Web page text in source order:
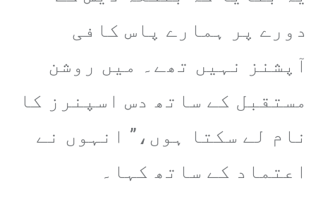
دورے پر ہمارے پاس کافی
آپشنز نہیں تھے۔ میں روشن
مستقبل کے ساتھ دس اسپنرز کا
نام لے سکتا ہوں،” انہوں نے
اعتماد کے ساتھ کہا۔